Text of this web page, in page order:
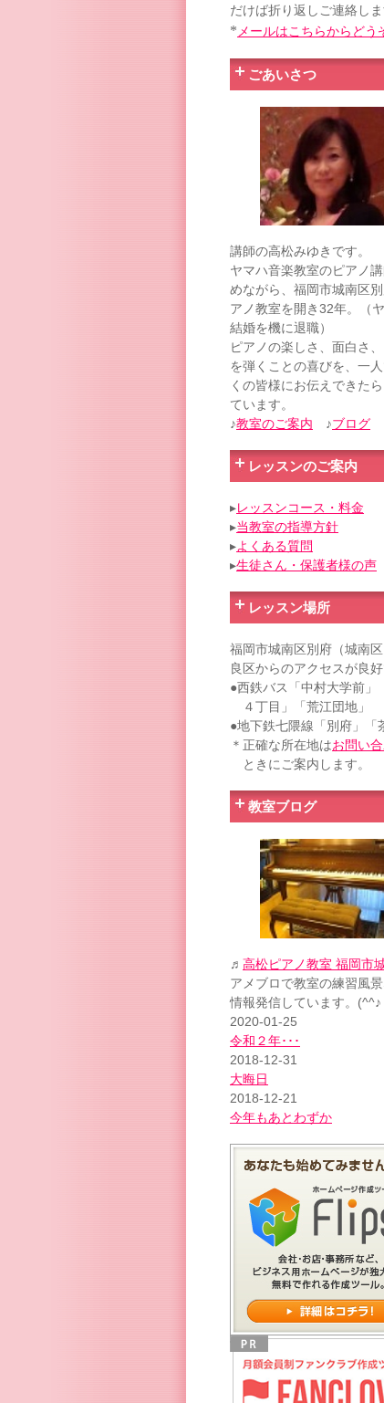
だけば折り返しご連絡しま
* メールはこちらからどう
ごあいさつ
講師の高松みゆきです。
ヤマハ音楽教室のピアノ
めながら、福岡市城南区
アノ教室を開き32年。（
結婚を機に退職）
ピアノの楽しさ、面白さ
を弾くことの喜びを、一
くの皆様にお伝えできた
ています。
♪教室のご案内 ♪ブログ
レッスンのご案内
▸レッスンコース・料金
▸当教室の指導方針
▸よくある質問
▸生徒さん・保護者様の声
レッスン場所
福岡市城南区別府（城南
良区からのアクセスが良好
●西鉄バス「中村大学前」
４丁目」「荒江団地」
●地下鉄七隈線「別府」「
＊正確な所在地はお問い
ときにご案内します。
教室ブログ
♬ 高松ピアノ教室 福岡市
アメブロで教室の練習風
情報発信しています。(^^♪
2020-01-25
令和２年･･･
2018-12-31
大晦日
2018-12-21
今年もあとわずか